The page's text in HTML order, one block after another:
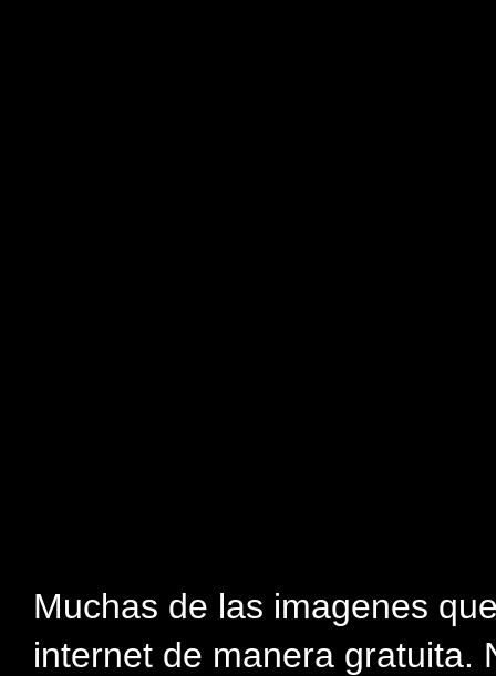
Muchas de las imagenes
internet de manera gratuita.